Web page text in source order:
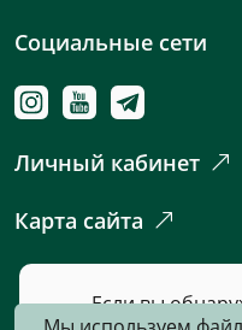
Социальные сети
Личный кабинет
Карта сайта
Если вы